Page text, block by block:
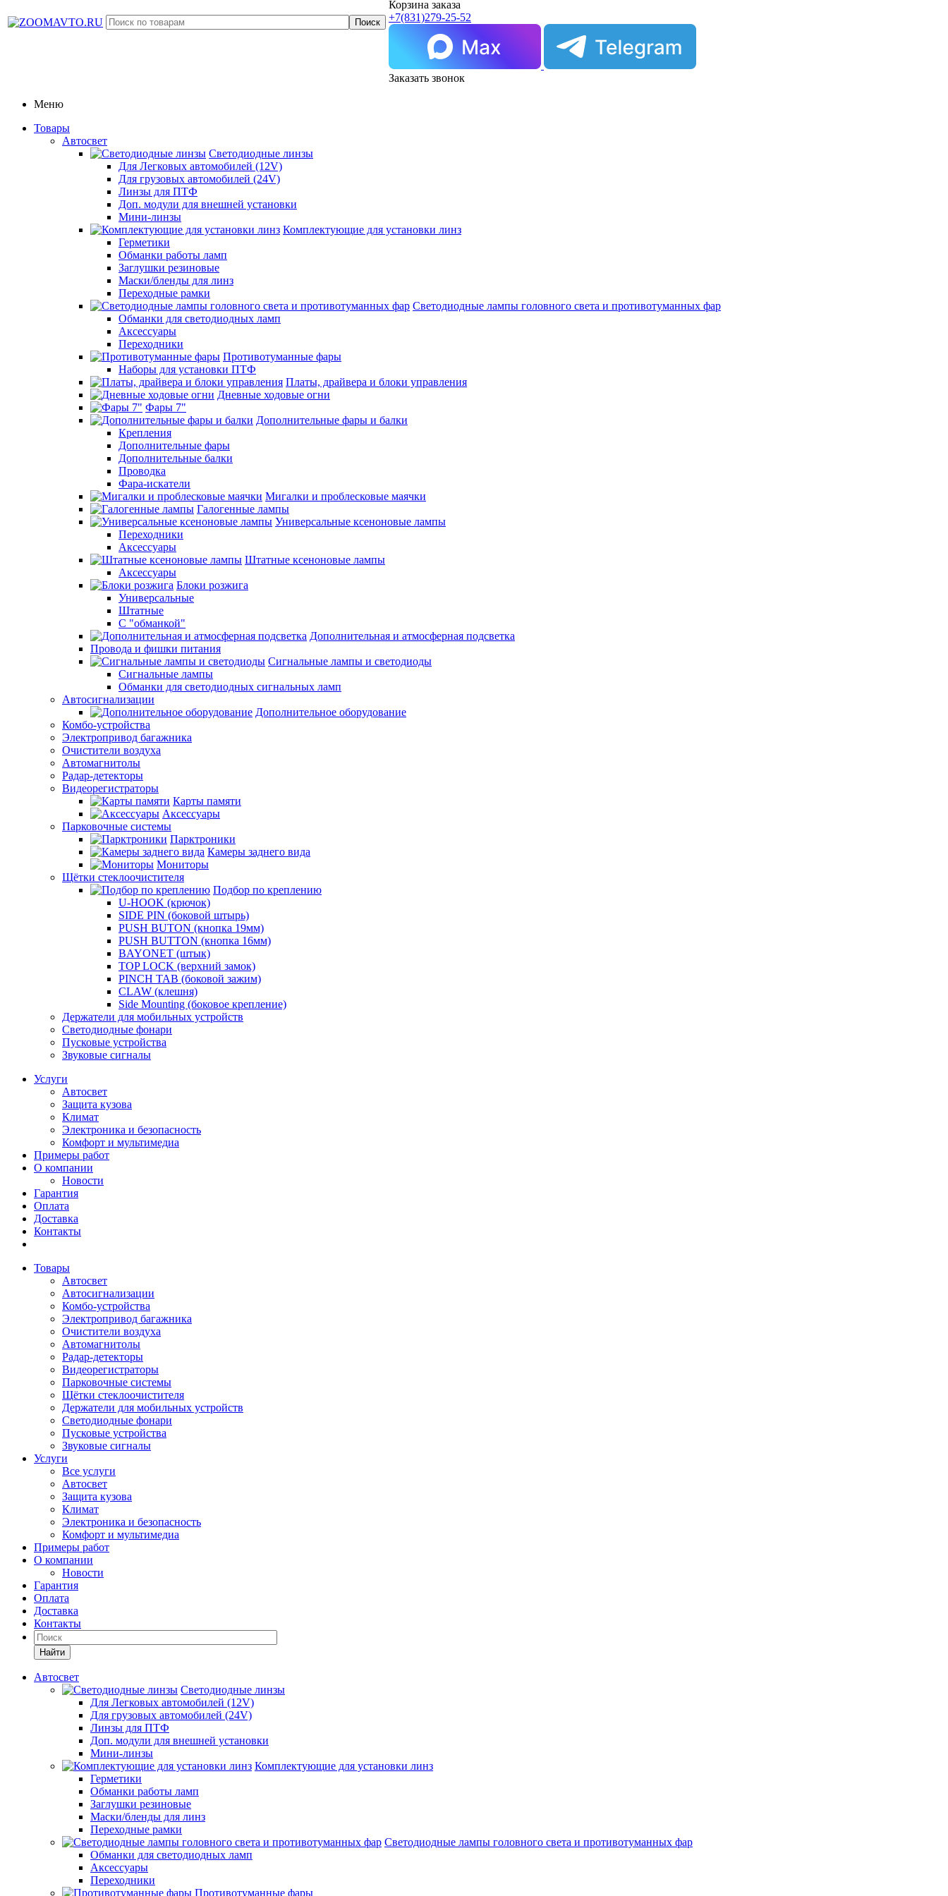
Корзина заказа
+7(831)279-25-52
Заказать звонок
Меню
Товары
Автосвет
Светодиодные линзы
Для Легковых автомобилей (12V)
Для грузовых автомобилей (24V)
Линзы для ПТФ
Доп. модули для внешней установки
Мини-линзы
Комплектующие для установки линз
Герметики
Обманки работы ламп
Заглушки резиновые
Маски/бленды для линз
Переходные рамки
Светодиодные лампы головного света и противотуманных фар
Обманки для светодиодных ламп
Аксессуары
Переходники
Противотуманные фары
Наборы для установки ПТФ
Платы, драйвера и блоки управления
Дневные ходовые огни
Фары 7"
Дополнительные фары и балки
Крепления
Дополнительные фары
Дополнительные балки
Проводка
Фара-искатели
Мигалки и проблесковые маячки
Галогенные лампы
Универсальные ксеноновые лампы
Переходники
Аксессуары
Штатные ксеноновые лампы
Аксессуары
Блоки розжига
Универсальные
Штатные
С "обманкой"
Дополнительная и атмосферная подсветка
Провода и фишки питания
Cигнальные лампы и светодиоды
Сигнальные лампы
Обманки для светодиодных сигнальных ламп
Автосигнализации
Дополнительное оборудование
Комбо-устройства
Электропривод багажника
Очистители воздуха
Автомагнитолы
Радар-детекторы
Видеорегистраторы
Карты памяти
Аксессуары
Парковочные системы
Парктроники
Камеры заднего вида
Мониторы
Щётки стеклоочистителя
Подбор по креплению
U-HOOK (крючок)
SIDE PIN (боковой штырь)
PUSH BUTON (кнопка 19мм)
PUSH BUTTON (кнопка 16мм)
BAYONET (штык)
TOP LOCK (верхний замок)
PINCH TAB (боковой зажим)
CLAW (клешня)
Side Mounting (боковое крепление)
Держатели для мобильных устройств
Светодиодные фонари
Пусковые устройства
Звуковые сигналы
Услуги
Автосвет
Защита кузова
Климат
Электроника и безопасность
Комфорт и мультимедиа
Примеры работ
О компании
Новости
Гарантия
Оплата
Доставка
Контакты
Товары
Автосвет
Автосигнализации
Комбо-устройства
Электропривод багажника
Очистители воздуха
Автомагнитолы
Радар-детекторы
Видеорегистраторы
Парковочные системы
Щётки стеклоочистителя
Держатели для мобильных устройств
Светодиодные фонари
Пусковые устройства
Звуковые сигналы
Услуги
Все услуги
Автосвет
Защита кузова
Климат
Электроника и безопасность
Комфорт и мультимедиа
Примеры работ
О компании
Новости
Гарантия
Оплата
Доставка
Контакты
Найти
Автосвет
Светодиодные линзы
Для Легковых автомобилей (12V)
Для грузовых автомобилей (24V)
Линзы для ПТФ
Доп. модули для внешней установки
Мини-линзы
Комплектующие для установки линз
Герметики
Обманки работы ламп
Заглушки резиновые
Маски/бленды для линз
Переходные рамки
Светодиодные лампы головного света и противотуманных фар
Обманки для светодиодных ламп
Аксессуары
Переходники
Противотуманные фары